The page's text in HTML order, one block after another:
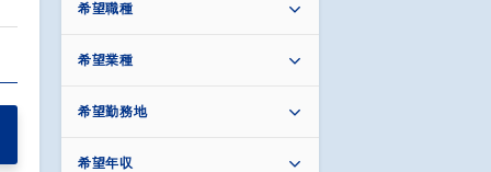
希望職種
希望業種
希望勤務地
希望年収